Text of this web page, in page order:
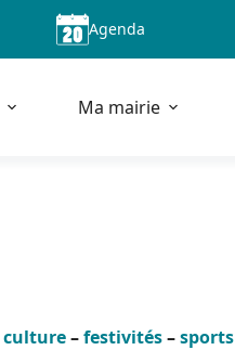
Agenda
Ma mairie
culture–festivités–sports